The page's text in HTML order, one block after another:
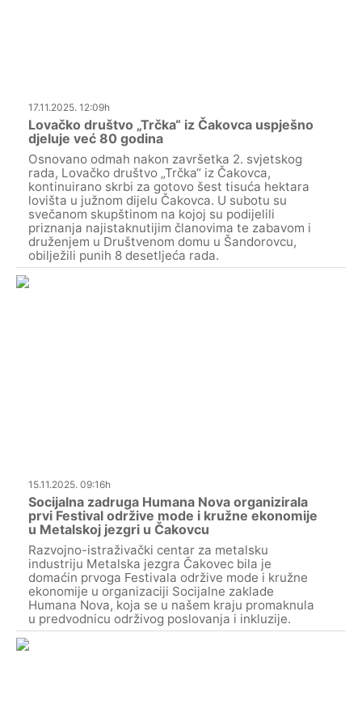
17.11.2025. 12:09h
Lovačko društvo „Trčka“ iz Čakovca uspješno
djeluje već 80 godina
Osnovano odmah nakon završetka 2. svjetskog
rada, Lovačko društvo „Trčka“ iz Čakovca,
kontinuirano skrbi za gotovo šest tisuća hektara
lovišta u južnom dijelu Čakovca. U subotu su
svečanom skupštinom na kojoj su podijelili
priznanja najistaknutijim članovima te zabavom i
druženjem u Društvenom domu u Šandorovcu,
obilježili punih 8 desetljeća rada.
15.11.2025. 09:16h
Socijalna zadruga Humana Nova organizirala
prvi Festival održive mode i kružne ekonomije
u Metalskoj jezgri u Čakovcu
Razvojno-istraživački centar za metalsku
industriju Metalska jezgra Čakovec bila je
domaćin prvoga Festivala održive mode i kružne
ekonomije u organizaciji Socijalne zaklade
Humana Nova, koja se u našem kraju promaknula
u predvodnicu održivog poslovanja i inkluzije.